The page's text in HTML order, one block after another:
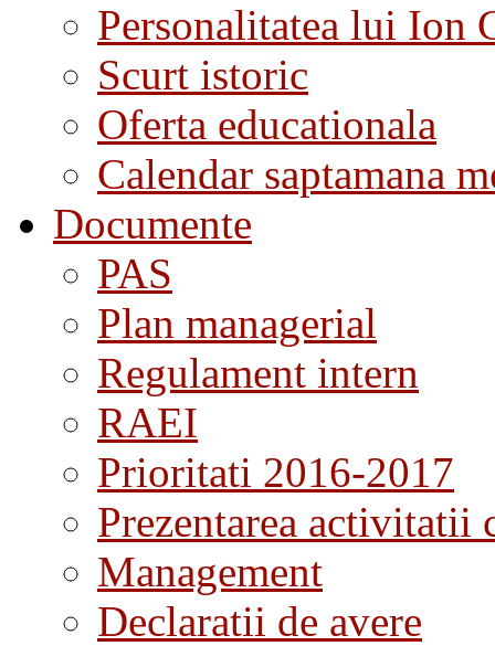
Personalitatea lui Ion
Scurt istoric
Oferta educationala
Calendar saptamana
Documente
PAS
Plan managerial
Regulament intern
RAEI
Prioritati 2016-2017
Prezentarea activitatii
Management
Declaratii de avere